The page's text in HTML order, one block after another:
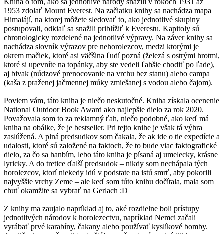
1953 zdolať Mount Everest. Na začiatku knihy sa nachádza mapa
Himalájí, na ktorej môžete sledovať to, ako jednotlivé skupiny
postupovali, odkiaľ sa snažili priblížiť k Everestu. Kapitoly sú
chronologicky rozdelené na jednotlivé výpravy. Na záver knihy sa
nachádza slovník výrazov pre nehorolezcov, medzi ktorými je
okrem mačiek, ktoré asi väčšina ľudí pozná (železá s ostrými hrotmi,
ktoré si upevníte na topánky, aby ste vedeli ľahšie chodiť po ľade),
aj bivak (núdzové prenocovanie na vrchu bez stanu) alebo campa
(kaša z praženej jačmennej múky zmiešanej s vodou alebo čajom).
Poviem vám, táto kniha je niečo neskutočné. Kniha získala ocenenie
National Outdoor Book Award ako najlepšie dielo za rok 2020.
Považovala som to za reklamný ťah, niečo podobné, ako keď má
kniha na obálke, že je bestseller. Pri tejto knihe je však tá výhra
zaslúžená. A plná predsudkov som čakala, že ak ide o tie expedície a
udalosti, ktoré sú založené na faktoch, že to bude viac faktografické
dielo, za čo sa hanbím, lebo táto kniha je písaná aj umelecky, krásne
lyricky. A do tretice ďalší predsudok – nikdy som nechápala tých
horolezcov, ktorí niekedy idú v podstate na istú smrť, aby pokorili
najvyššie vrchy Zeme – ale keď som túto knihu dočítala, mala som
chuť okamžite sa vybrať na Gerlach :D
Z knihy ma zaujalo napríklad aj to, aké rozdielne boli prístupy
jednotlivých národov k horolezectvu, napríklad Nemci začali
vyrábať prvé karabíny, čakany alebo používať kyslíkové bomby.